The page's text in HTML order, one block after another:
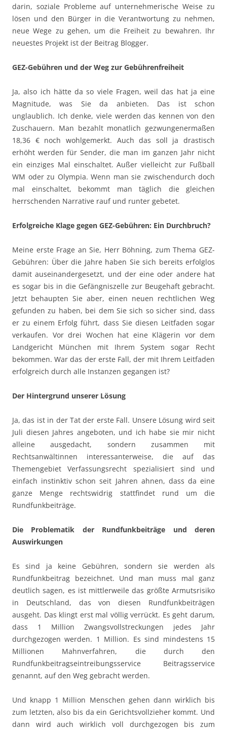
darin, soziale Probleme auf unternehmerische Weise zu
lösen und den Bürger in die Verantwortung zu nehmen,
neue Wege zu gehen, um die Freiheit zu bewahren. Ihr
neuestes Projekt ist der Beitrag Blogger.
GEZ-Gebühren und der Weg zur Gebührenfreiheit
Ja, also ich hätte da so viele Fragen, weil das hat ja eine
Magnitude, was Sie da anbieten. Das ist schon
unglaublich. Ich denke, viele werden das kennen von den
Zuschauern. Man bezahlt monatlich gezwungenermaßen
18,36 € noch wohlgemerkt. Auch das soll ja drastisch
erhöht werden für Sender, die man im ganzen Jahr nicht
ein einziges Mal einschaltet. Außer vielleicht zur Fußball
WM oder zu Olympia. Wenn man sie zwischendurch doch
mal einschaltet, bekommt man täglich die gleichen
herrschenden Narrative rauf und runter gebetet.
Erfolgreiche Klage gegen GEZ-Gebühren: Ein Durchbruch?
Meine erste Frage an Sie, Herr Böhning, zum Thema GEZ-
Gebühren: Über die Jahre haben Sie sich bereits erfolglos
damit auseinandergesetzt, und der eine oder andere hat
es sogar bis in die Gefängniszelle zur Beugehaft gebracht.
Jetzt behaupten Sie aber, einen neuen rechtlichen Weg
gefunden zu haben, bei dem Sie sich so sicher sind, dass
er zu einem Erfolg führt, dass Sie diesen Leitfaden sogar
verkaufen. Vor drei Wochen hat eine Klägerin vor dem
Landgericht München mit Ihrem System sogar Recht
bekommen. War das der erste Fall, der mit Ihrem Leitfaden
erfolgreich durch alle Instanzen gegangen ist?
Der Hintergrund unserer Lösung
Ja, das ist in der Tat der erste Fall. Unsere Lösung wird seit
Juli diesen Jahres angeboten, und ich habe sie mir nicht
alleine ausgedacht, sondern zusammen mit
Rechtsanwältinnen interessanterweise, die auf das
Themengebiet Verfassungsrecht spezialisiert sind und
einfach instinktiv schon seit Jahren ahnen, dass da eine
ganze Menge rechtswidrig stattfindet rund um die
Rundfunkbeiträge.
Die Problematik der Rundfunkbeiträge und deren
Auswirkungen
Es sind ja keine Gebühren, sondern sie werden als
Rundfunkbeitrag bezeichnet. Und man muss mal ganz
deutlich sagen, es ist mittlerweile das größte Armutsrisiko
in Deutschland, das von diesen Rundfunkbeiträgen
ausgeht. Das klingt erst mal völlig verrückt. Es geht darum,
dass 1 Million Zwangsvollstreckungen jedes Jahr
durchgezogen werden. 1 Million. Es sind mindestens 15
Millionen Mahnverfahren, die durch den
Rundfunkbeitragseintreibungsservice Beitragsservice
genannt, auf den Weg gebracht werden.
Und knapp 1 Million Menschen gehen dann wirklich bis
zum letzten, also bis da ein Gerichtsvollzieher kommt. Und
dann wird auch wirklich voll durchgezogen bis zum